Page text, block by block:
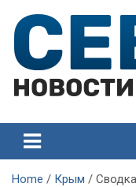
content
Севастополя
Home Крым